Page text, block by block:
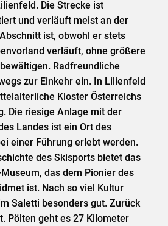
Die Strecke ist
und verläuft meist an der
ist, obwohl er stets
verläuft, ohne größere
Radfreundliche
zur Einkehr ein. In Lilienfeld
Kloster Österreichs
Die riesige Anlage mit der
Landes ist ein Ort des
einer Führung erlebt werden.
des Skisports bietet das
das dem Pionier des
ist. Nach so viel Kultur
Saletti besonders gut. Zurück
Pölten geht es 27 Kilometer